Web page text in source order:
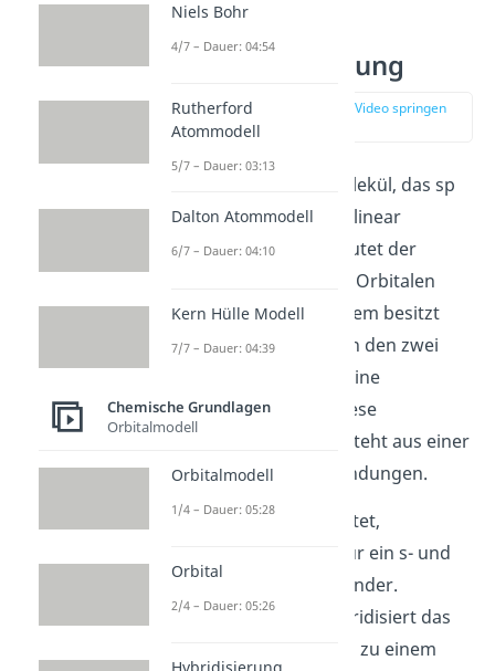
sp Hybridisierung
zur Stelle im Video springen
ist ein Molekül, das sp
hybridisiert ist. Es ist linear
aufgebaut, das bedeutet der
Winkel zwischen den Orbitalen
beträgt 180°. Außerdem besitzt
das Molekül zwischen den zwei
Kohlenstoffatomen eine
Dreifachbindung
. Diese
Dreifachbindung besteht aus einer
sigma und zwei pi Bindungen.
Wie der Name andeutet,
verschmelzen hier nur ein s- und
ein p- Orbital miteinander.
Genauer gesagt, hybridisiert das
2s und das 2p Orbital zu einem
Niels Bohr
4/7 – Dauer: 04:54
Rutherford
Atommodell
5/7 – Dauer: 03:13
Dalton Atommodell
6/7 – Dauer: 04:10
Kern Hülle Modell
7/7 – Dauer: 04:39
Chemische Grundlagen
Orbitalmodell
Orbitalmodell
1/4 – Dauer: 05:28
Orbital
2/4 – Dauer: 05:26